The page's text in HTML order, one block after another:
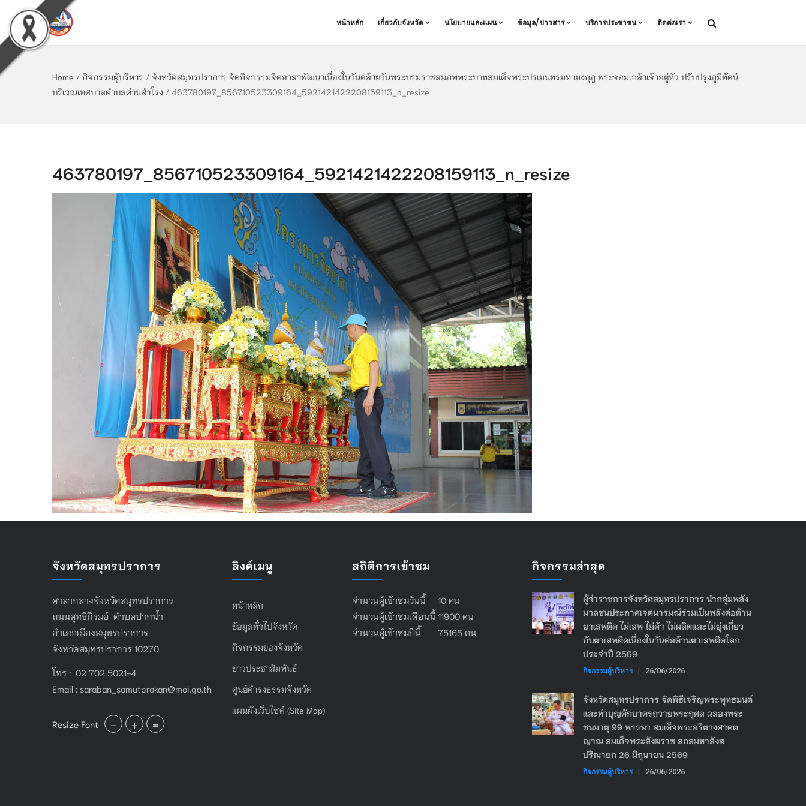
หน้าหลัก เกี่ยวกับจังหวัด นโยบายและแผน ข้อมูล/ข่าวสาร บริการประชาชน ติดต่อเรา
Home / กิจกรรมผู้บริหาร / จังหวัดสมุทรปราการ จัดกิจกรรมจิตอาสาพัฒนาเนื่องในวันคล้ายวันพระบรมราชสมภพพระบาทสมเด็จพระปรเมนทรมหามงกุฎ พระจอมเกล้าเจ้าอยู่หัว ปรับปรุงภูมิทัศน์
บริเวณเทศบาลตำบลด่านสำโรง / 463780197_856710523309164_5921421422208159113_n_resize
463780197_856710523309164_5921421422208159113_n_resize
จังหวัดสมุทรปราการ
ศาลากลางจังหวัดสมุทรปราการ
ถนนสุทธิภิรมย์ ตำบลปากน้ำ
อำเภอเมืองสมุทรปราการ
จังหวัดสมุทรปราการ 10270
โทร : 02 702 5021-4
Email : saraban_samutprakan@moi.go.th
Resize Font - + =
ลิงค์เมนู
หน้าหลัก
ข้อมูลทั่วไปจังหวัด
กิจกรรมของจังหวัด
ข่าวประชาสัมพันธ์
ศูนย์ดำรงธรรมจังหวัด
แผนผังเว็บไซต์ (Site Map)
สถิติการเข้าชม
จำนวนผู้เข้าชมวันนี้ 10 คน
จำนวนผู้เข้าชมเดือนนี้ 11900 คน
จำนวนผู้เข้าชมปีนี้ 75165 คน
กิจกรรมล่าสุด
ผู้ว่าราชการจังหวัดสมุทรปราการ นำกลุ่มพลัง
มวลชนประกาศเจตนารมณ์ร่วมเป็นพลังต่อต้าน
ยาเสพติด ไม่เสพ ไม่ค้า ไม่ผลิตและไม่ยุ่งเกี่ยว
กับยาเสพติดเนื่องในวันต่อต้านยาเสพติดโลก
ประจำปี 2569
กิจกรรมผู้บริหาร | 26/06/2026
จังหวัดสมุทรปราการ จัดพิธีเจริญพระพุทธมนต์
และทำบุญตักบาตรถวายพระกุศล ฉลองพระ
ชนมายุ 99 พรรษา สมเด็จพระอริยวงศาคต
ญาณ สมเด็จพระสังฆราช สกลมหาสังฆ
ปริณายก 26 มิถุนายน 2569
กิจกรรมผู้บริหาร | 26/06/2026